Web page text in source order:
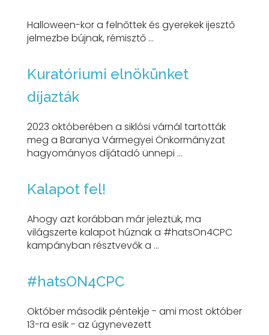
Halloween-kor a felnőttek és gyerekek ijesztő
jelmezbe bújnak, rémisztő ...
Kuratóriumi elnökünket
díjazták
2023 októberében a siklósi várnál tartották
meg a Baranya Vármegyei Önkormányzat
hagyományos díjátadó ünnepi ...
Kalapot fel!
Ahogy azt korábban már jeleztük, ma
világszerte kalapot húznak a #hatsOn4CPC
kampányban résztvevők a ...
#hatsON4CPC
Október második péntekje - ami most október
13-ra esik - az úgynevezett